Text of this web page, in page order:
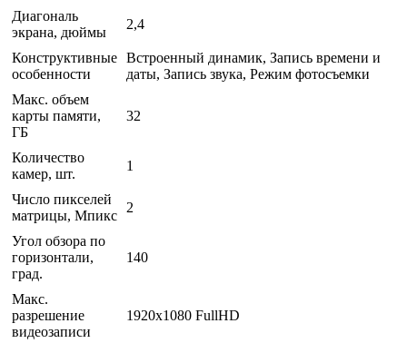
Диагональ
экрана, дюймы
2,4
Конструктивные
особенности
Встроенный динамик, Запись времени и
даты, Запись звука, Режим фотосъемки
Макс. объем
карты памяти,
ГБ
32
Количество
камер, шт.
1
Число пикселей
матрицы, Мпикс
2
Угол обзора по
горизонтали,
град.
140
Макс.
разрешение
видеозаписи
1920x1080 FullHD